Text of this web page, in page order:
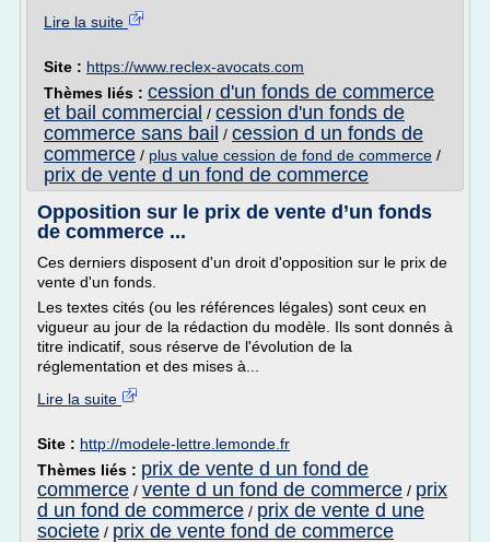
Lire la suite
Site : https://www.reclex-avocats.com
Thèmes liés : cession d'un fonds de commerce
et bail commercial / cession d'un fonds de
commerce sans bail / cession d un fonds de
commerce / plus value cession de fond de commerce /
prix de vente d un fond de commerce
Opposition sur le prix de vente d’un fonds
de commerce ...
Ces derniers disposent d'un droit d'opposition sur le prix de
vente d'un fonds.
Les textes cités (ou les références légales) sont ceux en
vigueur au jour de la rédaction du modèle. Ils sont donnés à
titre indicatif, sous réserve de l'évolution de la
réglementation et des mises à...
Lire la suite
Site : http://modele-lettre.lemonde.fr
Thèmes liés : prix de vente d un fond de
commerce / vente d un fond de commerce / prix
d un fond de commerce / prix de vente d une
societe / prix de vente fond de commerce